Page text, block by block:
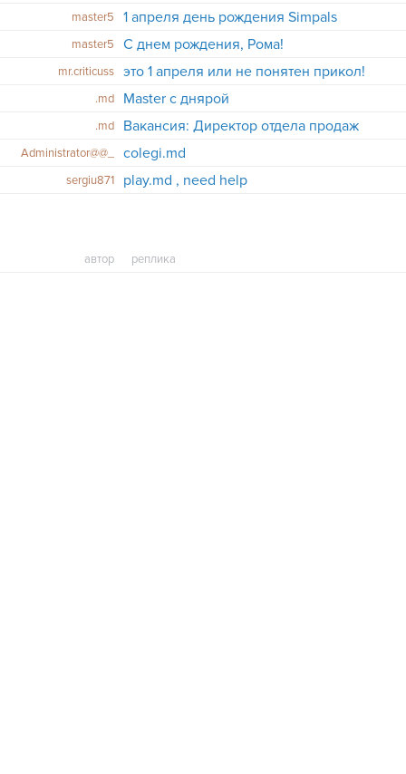
master5 1 апреля день рождения Simpals
master5 С днем рождения, Рома!
mr.criticuss это 1 апреля или не понятен прикол!
.md Master c днярой
.md Вакансия: Директор отдела продаж
Administrator@@_ colegi.md
sergiu871 play.md , need help
автор реплика